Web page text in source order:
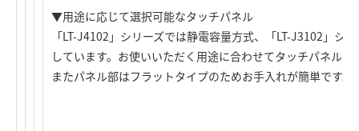
▼用途に応じて選択可能なタッチパネル
「LT-J4102」シリーズでは静電容量方式、「LT-J3102」シ
しています。お使いいただく用途に合わせてタッチパネルを
またパネル部はフラットタイプのためお手入れが簡単です。